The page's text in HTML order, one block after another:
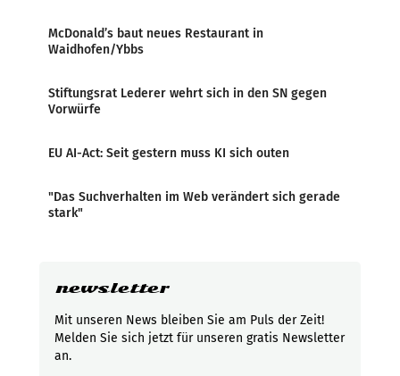
McDonald’s baut neues Restaurant in
Waidhofen/Ybbs
Stiftungsrat Lederer wehrt sich in den SN gegen
Vorwürfe
EU AI-Act: Seit gestern muss KI sich outen
"Das Suchverhalten im Web verändert sich gerade
stark"
newsletter
Mit unseren News bleiben Sie am Puls der Zeit!
Melden Sie sich jetzt für unseren gratis Newsletter
an.